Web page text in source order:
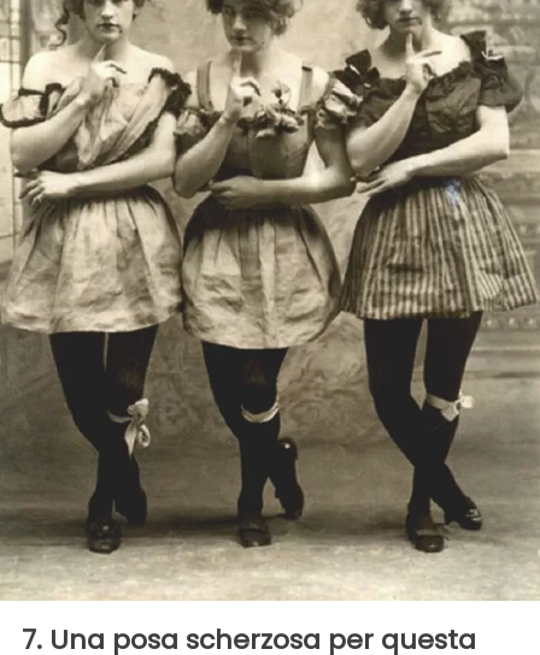
7. Una posa scherzosa per questa